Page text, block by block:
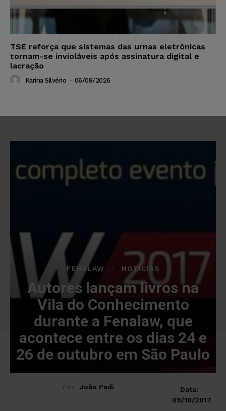
TSE reforça que sistemas das urnas eletrônicas
tornam-se invioláveis após assinatura digital e
lacração
Karina Silvério - 06/08/2026